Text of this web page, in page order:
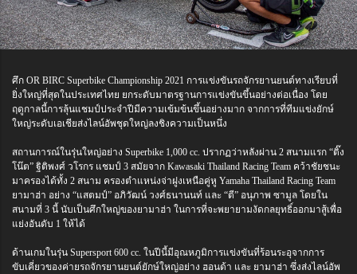
ศึก OR BIRC Superbike Championship 2021 การแข่งขันรถจักรยานยนต์ทางเรียบที่
ยิ่งใหญ่ที่สุดในประเทศไทย ยกระดับมาตรฐานการแข่งขันขึ้นอย่างต่อเนื่อง โดย
ฤดูกาลนี้การลุ้นแชมป์ประจำปีมีความเข้มข้นขึ้นอย่างมาก จากการที่ทีมแข่งยักษ์
ใหญ่ระดับเอเชียส่งไลน์อัพชุดใหญ่ลงชิงความเป็นหนึ่ง
สถานการณ์ในรุ่นใหญ่อย่าง Superbike 1,000 cc. ปรากฏว่าหลังผ่าน 2 สนามแรก “ติ๊ง
โน๊ต” ฐิติพงศ์ วโรกร แชมป์ 3 สมัยจาก Kawasaki Thailand Racing Team คว้าชัยชนะ
มาครองได้ทั้ง 2 สนาม ครองตำแหน่งจ่าฝูงเหนือคู่หู Yamaha Thailand Racing Team
ยามาฮ่า อย่าง “แสตมป์” อภิวัฒน์ วงศ์ธนานนท์ และ “ตี” อนุภาพ ซามูล โดยใน
สนามที่ 3 นี้ นับเป็นศึกใหญ่ของยามาฮ่า ในการที่จะพยายามงัดกลยุทธิ์ออกมาสู้เพื่อ
แย่งอันดับ 1 ให้ได้
ด้านเกมในรุ่น Supersport 600 cc. ในปีนี้มีอุณหภูมิการแข่งขันที่ร้อนระอุจากการ
ขับเคี่ยวของค่ายรถจักรยานยนต์ยักษ์ใหญ่อย่าง ฮอนด้า และ ยามาฮ่า ซึ่งส่งไลน์อัพ